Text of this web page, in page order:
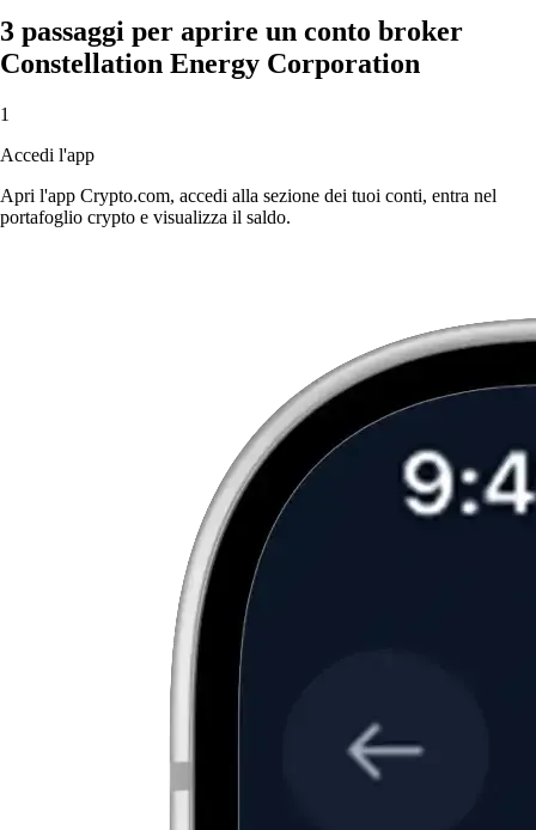
3 passaggi per aprire un conto broker
Constellation Energy Corporation
1
Accedi l'app
Apri l'app Crypto.com, accedi alla sezione dei tuoi conti, entra nel
portafoglio crypto e visualizza il saldo.